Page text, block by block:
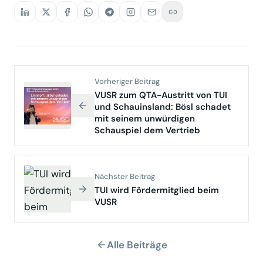
Vorheriger Beitrag
VUSR zum QTA-Austritt von TUI
und Schauinsland: Bösl schadet
mit seinem unwürdigen
Schauspiel dem Vertrieb
Nächster Beitrag
TUI wird Fördermitglied beim
VUSR
Alle Beiträge